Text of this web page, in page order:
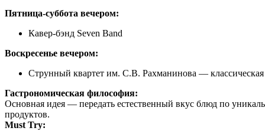
Пятница-суббота вечером:
Кавер-бэнд Seven Band
Воскресенье вечером:
Струнный квартет им. С.В. Рахманинова —
Гастрономическая философия:
Основная идея — передать естественный вкус блюд по
продуктов.
Must Try: